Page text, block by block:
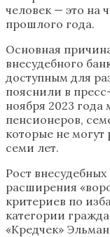
человек — это на
прошлого года.
Основная
внесудебного
доступным для
пояснили в
ноября 2023
пенсионеров,
которые не могут
семи лет.
Рост
расширения
критериев по
категории
«Кредчек»